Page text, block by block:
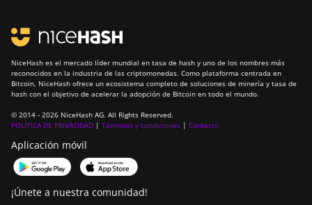
NiceHash es el mercado líder mundial en tasa de hash y uno de los nombres más
reconocidos en la industria de las criptomonedas. Como plataforma centrada en
Bitcoin, NiceHash ofrece un ecosistema completo de soluciones de minería y tasa de
hash con el objetivo de acelerar la adopción de Bitcoin en todo el mundo.
© 2014 - 2026 NiceHash AG. All Rights Reserved.
POLÍTICA DE PRIVACIDAD | Términos y condiciones | Contacto
Aplicación móvil
¡Únete a nuestra comunidad!